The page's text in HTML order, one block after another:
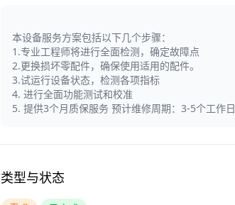
本设备服务方案包括以下几个步骤：
1.专业工程师将进行全面检测，确定故障点
2.更换损坏零配件，确保使用适用的配件。
3.试运行设备状态，检测各项指标
4. 进行全面功能测试和校准
5. 提供3个月质保服务 预计维修周期：3-5个工作日
类型与状态